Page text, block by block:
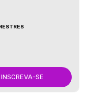
INSCREVA-SE